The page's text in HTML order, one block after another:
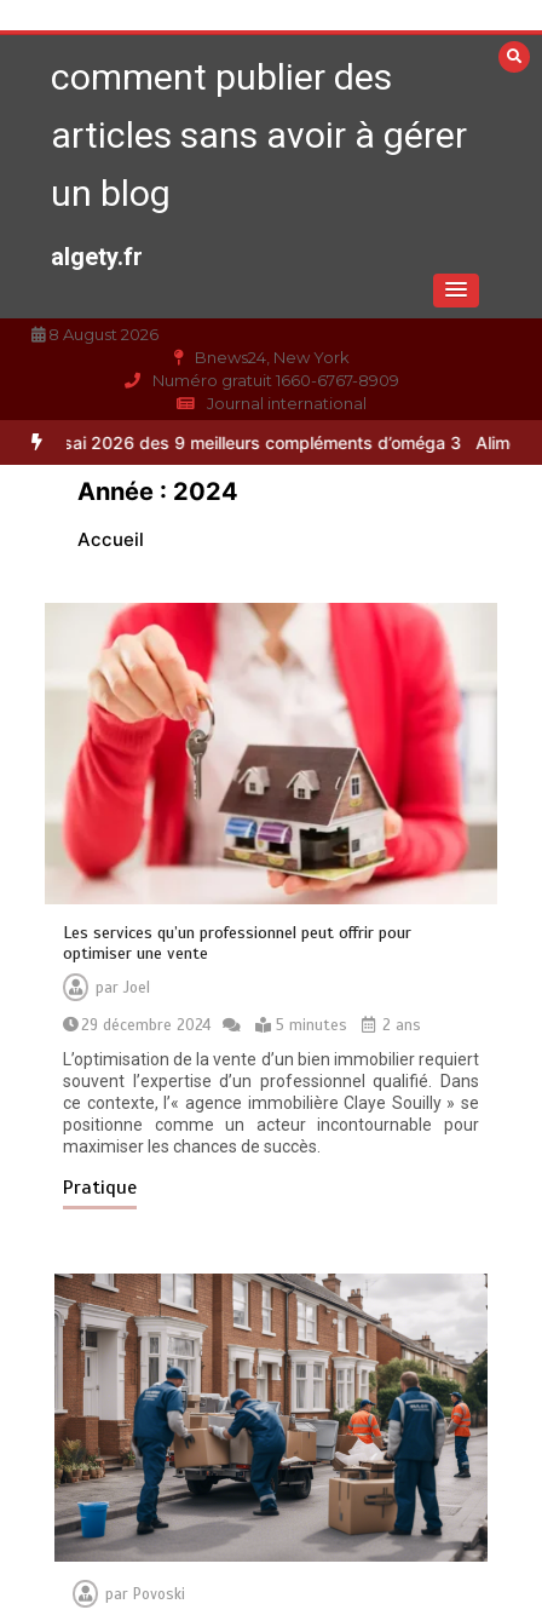
au
contenucomment publier des
articles sans avoir à gérer
un blog
algety.fr
8 August 2026
Bnews24, New York
Numéro gratuit 1660-6767-8909
Journal international
compléments d’oméga 3 Alimentation équilibrée : ses
Année : 2024
Accueil
Les services qu’un professionnel peut offrir pour
optimiser une vente
parJoel
29 décembre 2024
5 minutes
2 ans
L’optimisation de la vente d’un bien immobilier requiert
souvent l’expertise d’un professionnel qualifié. Dans
ce contexte, l’« agence immobilière Claye Souilly » se
positionne comme un acteur incontournable pour
maximiser les chances de succès.
Pratique
parPovoski